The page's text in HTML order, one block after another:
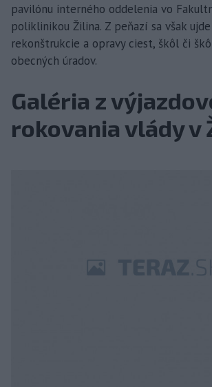
pavilónu interného oddelenia vo
poliklinikou Žilina. Z peňazí sa však
rekonštrukcie a opravy ciest, škôl či
obecných úradov.
Galéria z
rokovania vlády v